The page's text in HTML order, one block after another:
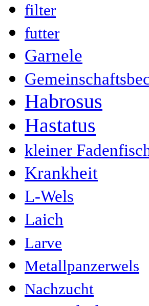
filter
futter
Garnele
Habrosus
Hastatus
kleiner
Krankheit
L-Wels
Laich
Larve
Metallpanzerwels
Nachzucht